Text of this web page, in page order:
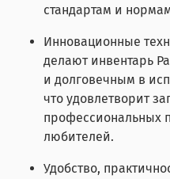
стандартам и
Инновационные
делают инвентарь
и долговечным в
что удовлетворит
профессиональных
любителей.
Удобство,